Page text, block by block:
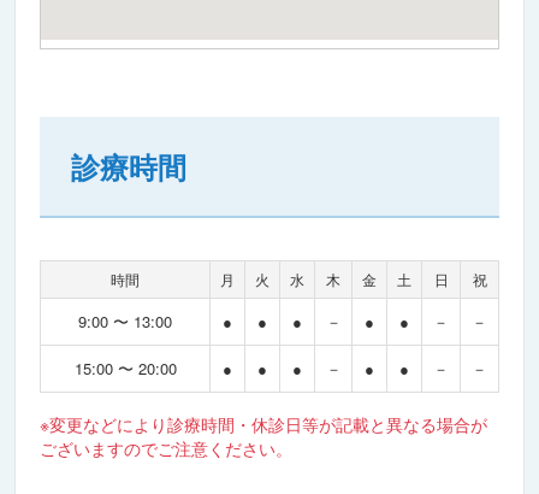
診療時間
時間 月 火 水 木 金 土 日 祝
9:00 〜 13:00 ● ● ● － ● ● － －
15:00 〜 20:00 ● ● ● － ● ● － －
※変更などにより診療時間・休診日等が記載と異なる場合が
ございますのでご注意ください。